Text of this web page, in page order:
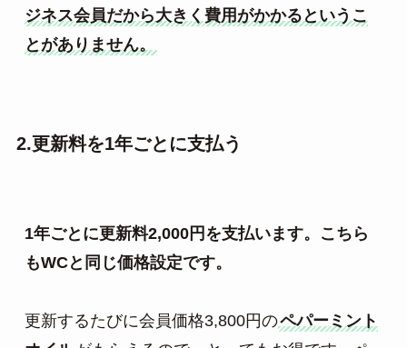
ジネス会員だから大きく費用がかかるというこ
とがありません。
2.更新料を1年ごとに支払う
1年ごとに更新料2,000円を支払います。こちら
もWCと同じ価格設定です。
更新するたびに会員価格3,800円のペパーミント